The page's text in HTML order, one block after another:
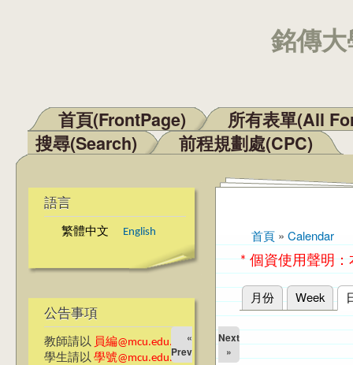
銘傳
主選單
首頁(FrontPage)
所有表單(All
搜尋(Search)
前程規劃處(CPC)
語言
繁體中文 English
公告事項
教師請以 員編@mcu.edu.tw
學生請以 學號@mcu.edu.tw
您在這裡
首頁 » Calendar
* 個資使用聲明
主要索引標籤
月份 Week
«
Prev
Next
»